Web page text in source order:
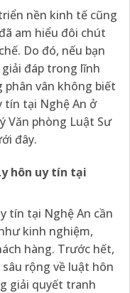
nền kinh tế cũng
am hiểu đôi chút
Do đó, nếu bạn
đáp trong lĩnh
phân vân không biết
tín tại Nghệ An ở
Văn phòng Luật Sư
đây.
hôn uy tín tại
tín tại Nghệ An cần
kinh nghiệm,
hàng. Trước hết,
rộng về luật hôn
giải quyết tranh